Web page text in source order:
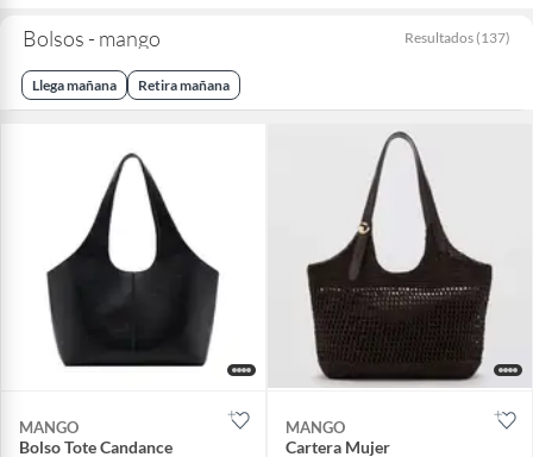
Bolsos - mango Resultados (137)
Llega mañana Retira mañana
MANGO
Bolso Tote Candance
MANGO
Cartera Mujer